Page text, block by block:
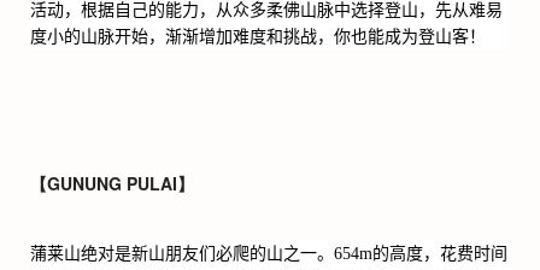
活动，根据自己的能力，从众多柔佛山脉中选择登山，先从难易
度小的山脉开始，渐渐增加难度和挑战，你也能成为登山客！
【GUNUNG PULAI】
蒲莱山绝对是新山朋友们必爬的山之一。 654m的高度，花费时间